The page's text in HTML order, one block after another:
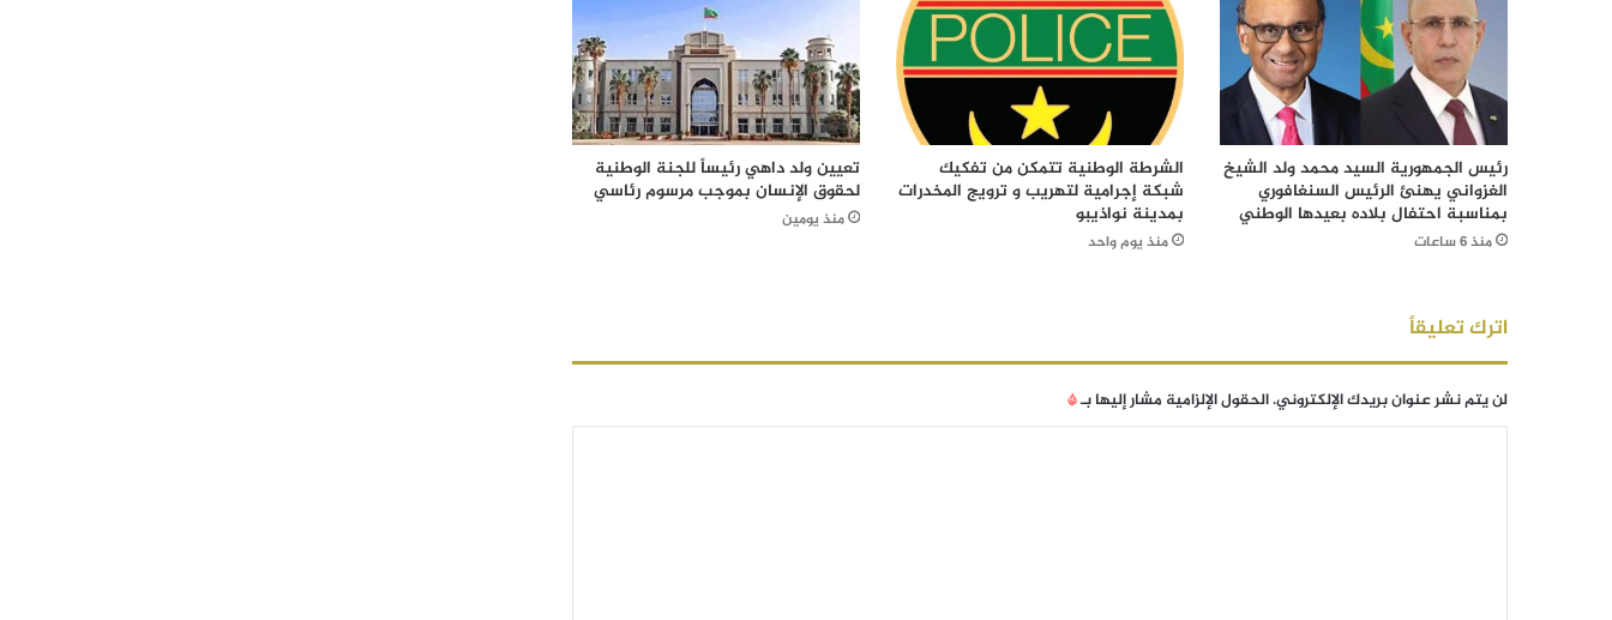
رئيس الجمهورية السيد محمد ولد الشيخ
الغزواني يهنئ الرئيس السنغافوري
بمناسبة احتفال بلاده بعيدها الوطني
منذ 6 ساعات
الشرطة الوطنية تتمكن من تفكيك
شبكة إجرامية لتهريب و ترويج المخدرات
بمدينة نواذيبو
منذ يوم واحد
تعيين ولد داهي رئيساً للجنة الوطنية
لحقوق الإنسان بموجب مرسوم رئاسي
منذ يومين
اترك تعليقاً
لن يتم نشر عنوان بريدك الإلكتروني.الحقول الإلزامية مشار إليها بـ*